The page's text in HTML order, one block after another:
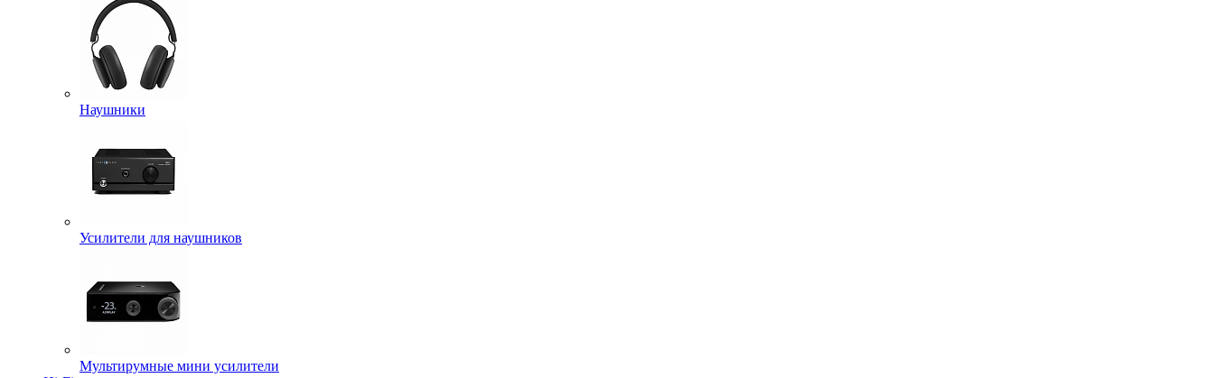
Наушники
Усилители для наушников
Мультирумные мини усилители